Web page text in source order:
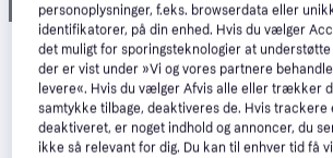
Annonce
personoplysninger, f.eks. browserdata eller
identifikatorer, på din enhed. Hvis du vælger
det muligt for sporingsteknologier at understøtte
der er vist under »Vi og vores partnere
levere«. Hvis du vælger Afvis alle eller trækker
samtykke tilbage, deaktiveres de. Hvis trackere
deaktiveret, er noget indhold og annoncer, du
ikke så relevant for dig. Du kan til enhver tid få